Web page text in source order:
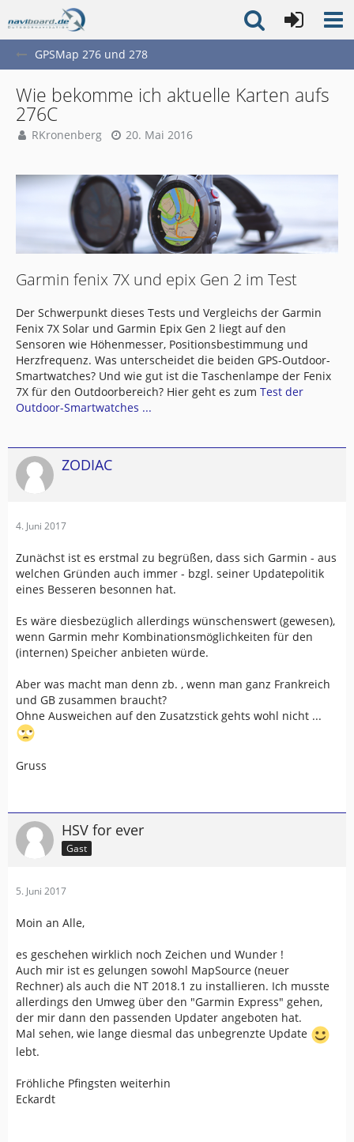
GPSMap 276 und 278
Wie bekomme ich aktuelle Karten aufs
276C
RKronenberg 20. Mai 2016
Garmin fenix 7X und epix Gen 2 im Test
Der Schwerpunkt dieses Tests und Vergleichs der Garmin
Fenix 7X Solar und Garmin Epix Gen 2 liegt auf den
Sensoren wie Höhenmesser, Positionsbestimmung und
Herzfrequenz. Was unterscheidet die beiden GPS-Outdoor-
Smartwatches? Und wie gut ist die Taschenlampe der Fenix
7X für den Outdoorbereich? Hier geht es zum Test der
Outdoor-Smartwatches ...
ZODIAC
4. Juni 2017
Zunächst ist es erstmal zu begrüßen, dass sich Garmin - aus
welchen Gründen auch immer - bzgl. seiner Updatepolitik
eines Besseren besonnen hat.
Es wäre diesbezüglich allerdings wünschenswert (gewesen),
wenn Garmin mehr Kombinationsmöglichkeiten für den
(internen) Speicher anbieten würde.
Aber was macht man denn zb. , wenn man ganz Frankreich
und GB zusammen braucht?
Ohne Ausweichen auf den Zusatzstick gehts wohl nicht ...
Gruss
HSV for ever
Gast
5. Juni 2017
Moin an Alle,
es geschehen wirklich noch Zeichen und Wunder !
Auch mir ist es gelungen sowohl MapSource (neuer
Rechner) als auch die NT 2018.1 zu installieren. Ich musste
allerdings den Umweg über den "Garmin Express" gehen,
der mir dann den passenden Updater angeboten hat.
Mal sehen, wie lange diesmal das unbegrenzte Update
lebt.
Fröhliche Pfingsten weiterhin
Eckardt